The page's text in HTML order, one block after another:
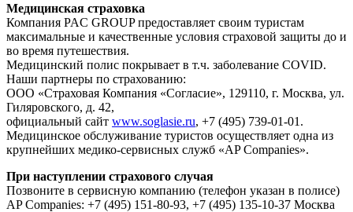
Медицинская страховка
Компания PAC GROUP предоставляет своим туристам
максимальные и качественные условия страховой защиты до и
во время путешествия.
Медицинский полис покрывает в т.ч. заболевание COVID.
Наши партнеры по страхованию:
ООО «Страховая Компания «Согласие», 129110, г. Москва, ул.
Гиляровского, д. 42,
официальный сайт www.soglasie.ru, +7 (495) 739-01-01.
Медицинское обслуживание туристов осуществляет одна из
крупнейших медико-сервисных служб «AP Companies».
При наступлении страхового случая
Позвоните в сервисную компанию (телефон указан в полисе)
AP Companies: +7 (495) 151-80-93, +7 (495) 135-10-37 Москва